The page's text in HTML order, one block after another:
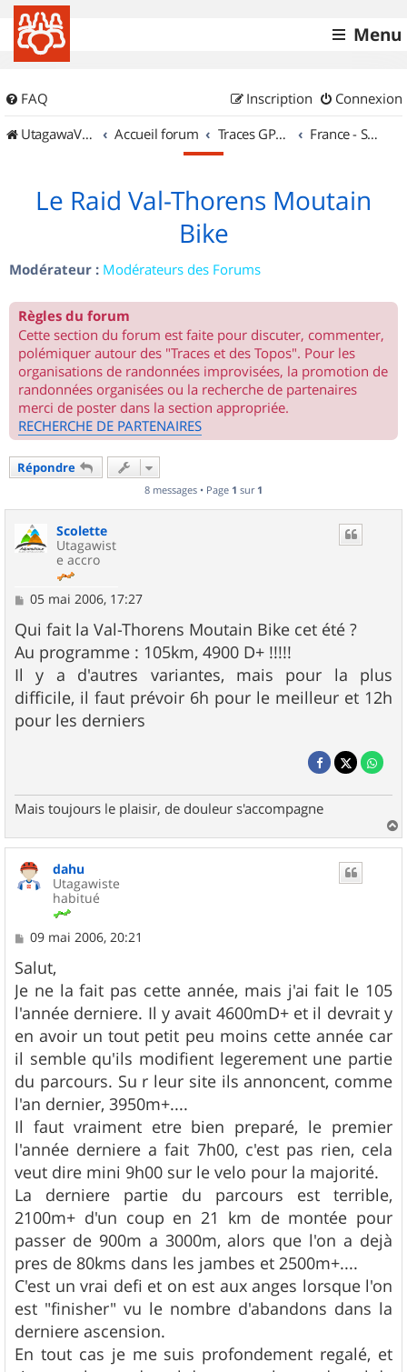
Menu
FAQ Connexion
Inscription
UtagawaVTT (Randos VTT et VTTAE avec traces GPS)
Accueil forum Traces GPS de randos VTT France - Sud Est
Le Raid Val-Thorens Moutain
Bike
Modérateur : Modérateurs des Forums
Règles du forum
Cette section du forum est faite pour discuter, commenter,
polémiquer autour des "Traces et des Topos". Pour les
organisations de randonnées improvisées, la promotion de
randonnées organisées ou la recherche de partenaires
merci de poster dans la section appropriée.
RECHERCHE DE PARTENAIRES
Répondre
8 messages • Page 1 sur 1
Scolette
Utagawist
e accro
M
s
s
a
05 mai 2006, 17:27
Qui fait la Val-Thorens Moutain Bike cet été ?
Au programme : 105km, 4900 D+ !!!!!
Il y a d'autres variantes, mais pour la plus
difficile, il faut prévoir 6h pour le meilleur et 12h
pour les derniers
Mais toujours le plaisir, de douleur s'accompagne
a
u
dahu
Utagawiste
habitué
M
s
s
a
g
e
09 mai 2006, 20:21
Salut,
Je ne la fait pas cette année, mais j'ai fait le 105
l'année derniere. Il y avait 4600mD+ et il devrait y
en avoir un tout petit peu moins cette année car
il semble qu'ils modifient legerement une partie
du parcours. Su r leur site ils annoncent, comme
l'an dernier, 3950m+....
Il faut vraiment etre bien preparé, le premier
l'année derniere a fait 7h00, c'est pas rien, cela
veut dire mini 9h00 sur le velo pour la majorité.
La derniere partie du parcours est terrible,
2100m+ d'un coup en 21 km de montée pour
passer de 900m a 3000m, alors que l'on a dejà
pres de 80kms dans les jambes et 2500m+....
C'est un vrai defi et on est aux anges lorsque l'on
est "finisher" vu le nombre d'abandons dans la
derniere ascension.
En tout cas je me suis profondement regalé, et